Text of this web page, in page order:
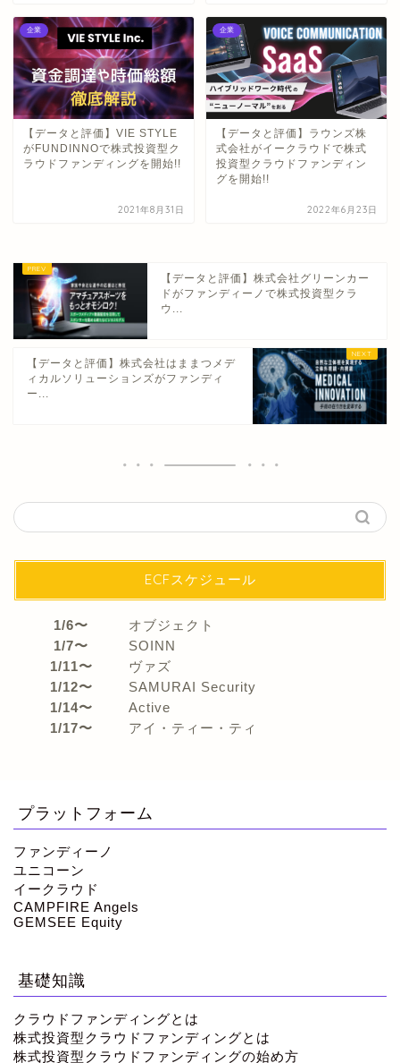
企業
【データと評価】VIE STYLE
がFUNDINNOで株式投資型ク
ラウドファンディングを開始!!
2021年8月31日
企業
【データと評価】ラウンズ株
式会社がイークラウドで株式
投資型クラウドファンディン
グを開始!!
2022年6月23日
【データと評価】株式会社グリーンカー
ドがファンディーノで株式投資型クラ
ウ...
【データと評価】株式会社はままつメデ
ィカルソリューションズがファンディ
ー...
ECFスケジュール
1/6〜
オブジェクト
1/7〜
SOINN
1/11〜
ヴァズ
1/12〜
SAMURAI Security
1/14〜
Active
1/17〜
アイ・ティー・ティ
プラットフォーム
ファンディーノ
ユニコーン
イークラウド
CAMPFIRE Angels
GEMSEE Equity
基礎知識
クラウドファンディングとは
株式投資型クラウドファンディングとは
株式投資型クラウドファンディングの始め方